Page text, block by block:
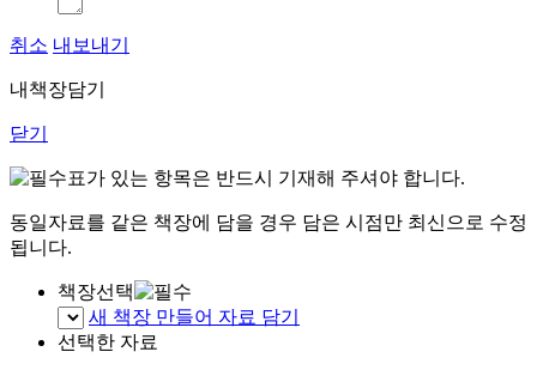
취소 내보내기
내책장담기
닫기
표가 있는 항목은 반드시 기재해 주셔야 합니다.
동일자료를 같은 책장에 담을 경우 담은 시점만 최신으로 수정
됩니다.
책장선택
새 책장 만들어 자료 담기
선택한 자료